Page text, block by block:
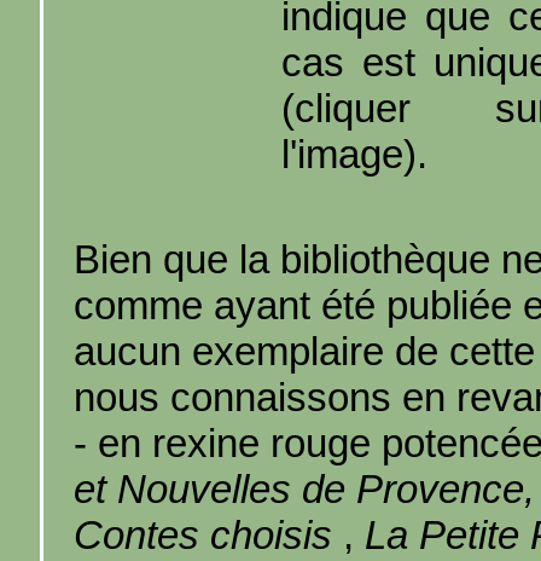
indique que
cas est
(cliquer
l'image).
Bien que la bibliothèque
comme ayant été publiée
aucun exemplaire de
nous connaissons en
- en rexine rouge
et Nouvelles de Provence,
Contes choisis , La Petite